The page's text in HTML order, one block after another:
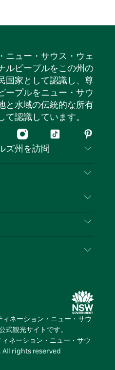
ニュー・サウス・ウェ
ルピープルをこの州の
国家として認識し、尊
ープルをニュー・サウ
と水域の伝統的な所有
て認識しています。
イ
ン
テ
ピ
ン
レ
ト
ズ州を訪問
ュー・サウス・ウェール
ネーション・ニュー・サウ
式観光サイトです。
ィネーション・ニュー・サウ
All rights reserved